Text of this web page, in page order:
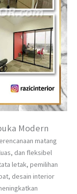
Modern
matang
dan fleksibel
letak, pemilihan
desain interior